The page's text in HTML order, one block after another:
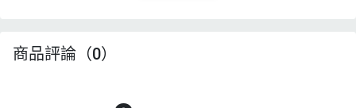
商品評論（0）